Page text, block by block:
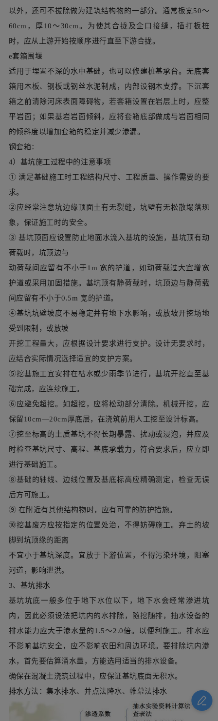
箱用木板、钢板或钢丝水泥制成，内部设钢木支撑。下沉套
箱之前清除河床表面障碍物，若套箱设置在岩层上时，应整
平岩面；如果基岩岩面倾斜，应将套箱底部做成与岩面相同
的倾斜度以增加套箱的稳定并减少渗漏。
钢套箱：
4）基坑施工过程中的注意事项
① 满足基础施工时工程结构尺寸、工程质量、操作需要的要
求。
②应经常注意坑边缘顶面土有无裂缝，坑壁有无松散塌落现
象，保证施工时的安全。
③ 基坑顶面应设置防止地面水流入基坑的设施，基坑顶有动
荷载时，坑顶边与
动荷载间应留有不小于1m 宽的护道，如动荷载过大宜增宽
护道或采用加固措施。基坑顶有静荷载时，坑顶边与静荷载
间应留有不小于0.5m 宽的护道。
④基坑坑壁坡度不易稳定并有地下水影响，或放坡开挖场地
受到限制，或放坡
开挖工程量大，应根据设计要求进行支护。设计无要求时，
应结合实际情况选择适宜的支护方案。
⑤挖基施工宜安排在枯水或少雨季节进行，基坑开挖直至基
础完成，应连续施工。
⑥应避免超挖。如超挖，应将松动部分清除。机械开挖，应
保留10cm—20cm厚底层，在浇筑前用人工挖至设计标高。
⑦挖至标高的土质基坑不得长期暴露、扰动或浸泡，并应及
时检查基坑尺寸、高程、基底承载力，符合要求后，应立即
进行基础施工。
⑧基础的轴线、边线位置及基底标高应精确测定，检查无误
后方可施工。
⑨ 在附近有其他结构物时，应有可靠的防护措施。
⑩挖基废方应按指定的位置处治，不得妨碍施工。弃土的坡
脚到坑顶缘的距离
不宜小于基坑深度。宜放于下游位置，不得污染环境，阻塞
河道，影响泄洪。
3、基坑排水
基坑坑底一般多位于地下水位以下，地下水会经常渗进坑
内，因此必须设法把坑内的水排除，随挖随排，抽水设备的
排水能力应大于渗水量的1.5～2.0倍。以便利施工。排水应
不影响基坑安全，应不影响农田和周边环境。要排除坑内渗
水，首先要估算涌水量，方能选用适当的排水设备。
确保在混凝土浇筑过程中，应保证基坑底面无积水。
排水方法：集水排水、井点法降水、帷幕法排水